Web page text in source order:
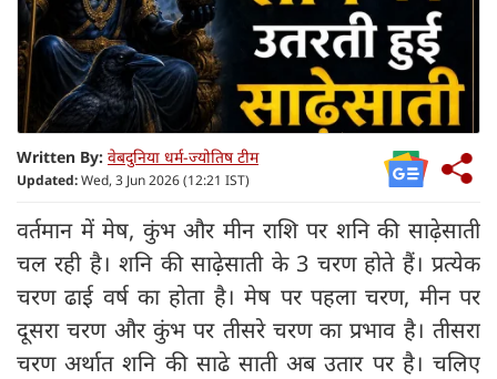
Written By: वेबदुनिया धर्म-ज्योतिष टीम
Updated:Wed, 3 Jun 2026 (12:21 IST)
वर्तमान में मेष, कुंभ और मीन राशि पर शनि की साढ़ेसाती
चल रही है। शनि की साढ़ेसाती के 3 चरण होते हैं। प्रत्येक
चरण ढाई वर्ष का होता है। मेष पर पहला चरण, मीन पर
दूसरा चरण और कुंभ पर तीसरे चरण का प्रभाव है। तीसरा
चरण अर्थात शनि की साढे साती अब उतार पर है। चलिए